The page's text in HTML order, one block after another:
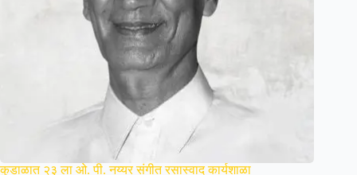
कुडाळात २३ ला ओ. पी. नय्यर संगीत रसास्वाद कार्यशाळा